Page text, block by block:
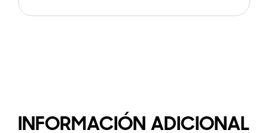
INFORMACIÓN ADICIONAL